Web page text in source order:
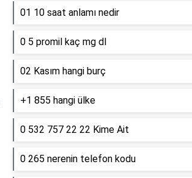
01 10 saat anlamı nedir
0 5 promil kaç mg dl
02 Kasım hangi burç
+1 855 hangi ülke
0 532 757 22 22 Kime Ait
0 265 nerenin telefon kodu